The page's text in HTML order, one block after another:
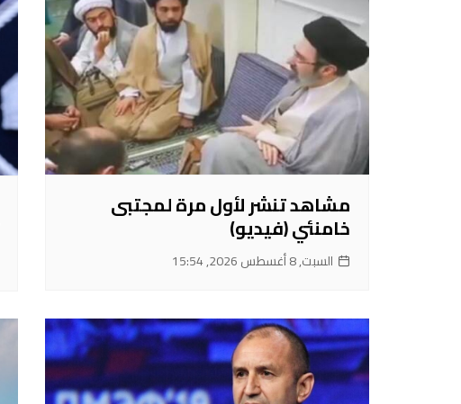
مشاهد تنشر لأول مرة لمجتبى
خامنئي (فيديو)
السبت, 8 أغسطس 2026, 15:54